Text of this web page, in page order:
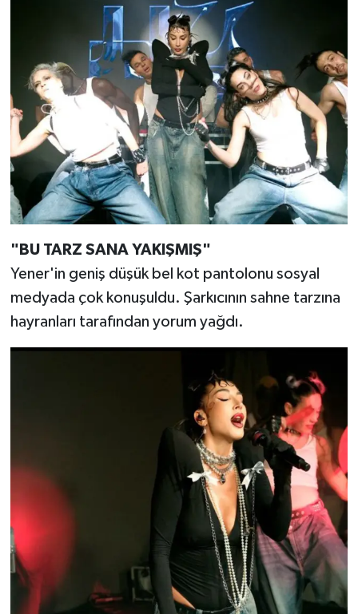
"BU TARZ SANA YAKIŞMIŞ"
Yener'in geniş düşük bel kot pantolonu sosyal
medyada çok konuşuldu. Şarkıcının sahne tarzına
hayranları tarafından yorum yağdı.